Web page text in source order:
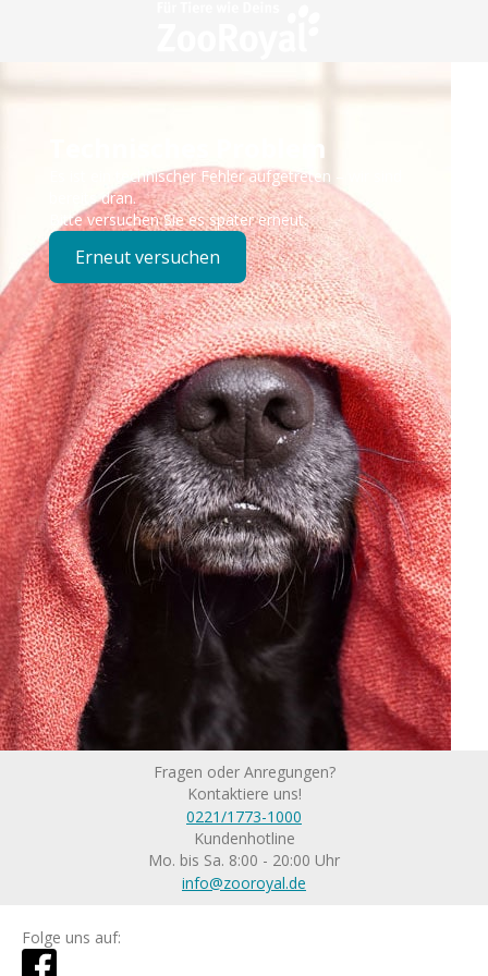
Technisches Problem
Es ist ein technischer Fehler aufgetreten – wir sind
bereits dran.
Bitte versuchen Sie es später erneut.
Erneut versuchen
Fragen oder Anregungen?
Kontaktiere uns!
0221/1773-1000
Kundenhotline
Mo. bis Sa. 8:00 - 20:00 Uhr
info@zooroyal.de
Folge uns auf: